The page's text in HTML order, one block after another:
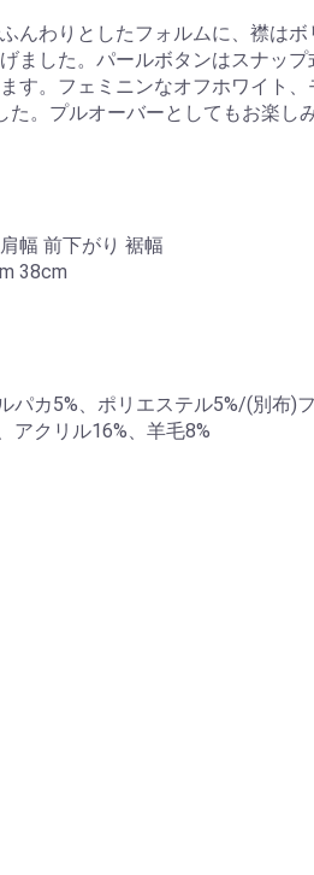
んわりとしたフォルムに、襟はボ
ました。パールボタンはスナップ
す。フェミニンなオフホワイト、
た。プルオーバーとしてもお楽し
幅 前下がり 裾幅
38cm
パカ5%、ポリエステル5%/(別布)
アクリル16%、羊毛8%